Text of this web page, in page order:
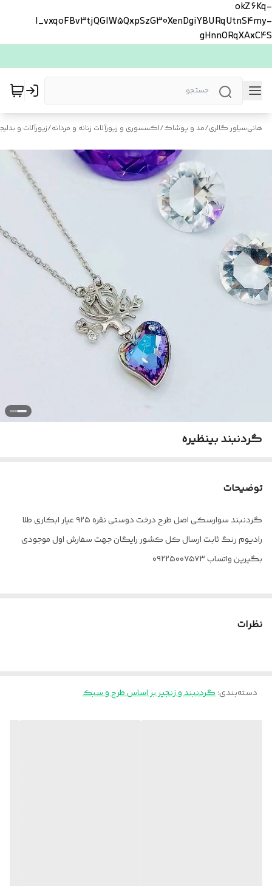
okZ6Kq-
l_vxqoFBv3tjQGlW5QxpSzG30XenDgiYBURqUtnS4my-
gHnnORqXAxC4S
هانی‌سیلور گالری/مد و پوشاک/اکسسوری و زیورآلات زنانه و مردانه/زیورآلات و
گردنبند بینظیره
توضیحات
گردنبند سوارسکی اصل طرح درخت دوستی نقره ۹۲۵ عیار ابکاری طلا
رادیوم رنگ ثابت ارسال کل کشور رایگان جهت سفارش اول موجودی
بگیرین واتساب ۰۹۲۲۵۰۰۷۵۷۳
نظرات
دسته‌بندی:گردنبند و زنجیر بر اساس طرح و سبک